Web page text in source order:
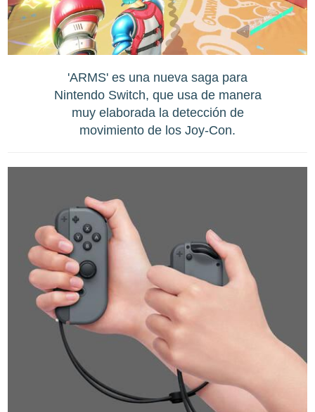
'ARMS' es una nueva saga para
Nintendo Switch, que usa de manera
muy elaborada la detección de
movimiento de los Joy-Con.